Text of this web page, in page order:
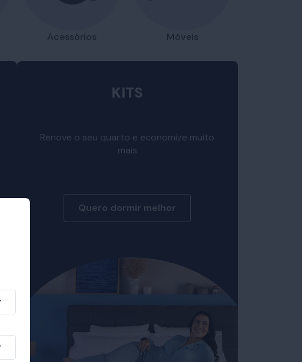
Acessórios Móveis
KITS
Renove o seu quarto e economize muito
mais
Quero dormir melhor